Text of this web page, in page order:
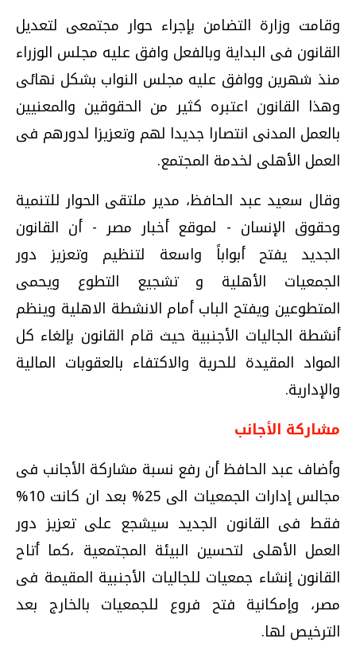
وقامت وزارة التضامن بإجراء حوار مجتمعى لتعديل
القانون فى البداية وبالفعل وافق عليه مجلس الوزراء
منذ شهرين ووافق عليه مجلس النواب بشكل نهائى
وهذا القانون اعتبره كثير من الحقوقين والمعنيين
بالعمل المدنى انتصارا جديدا لهم وتعزيزا لدورهم فى
العمل الأهلى لخدمة المجتمع.
وقال سعيد عبد الحافظ، مدير ملتقى الحوار للتنمية
وحقوق الإنسان - لموقع أخبار مصر - أن القانون
الجديد يفتح أبواباً واسعة لتنظيم وتعزيز دور
الجمعيات الأهلية و تشجيع التطوع ويحمى
المتطوعين ويفتح الباب أمام الانشطة الاهلية وينظم
أنشطة الجاليات الأجنبية حيث قام القانون بإلغاء كل
المواد المقيدة للحرية والاكتفاء بالعقوبات المالية
والإدارية.
مشاركة الأجانب
وأضاف عبد الحافظ أن رفع نسبة مشاركة الأجانب فى
مجالس إدارات الجمعيات الى 25% بعد ان كانت 10%
فقط فى القانون الجديد سيشجع على تعزيز دور
العمل الأهلى لتحسين البيئة المجتمعية ،كما أتاح
القانون إنشاء جمعيات للجاليات الأجنبية المقيمة فى
مصر، وإمكانية فتح فروع للجمعيات بالخارج بعد
الترخيص لها.